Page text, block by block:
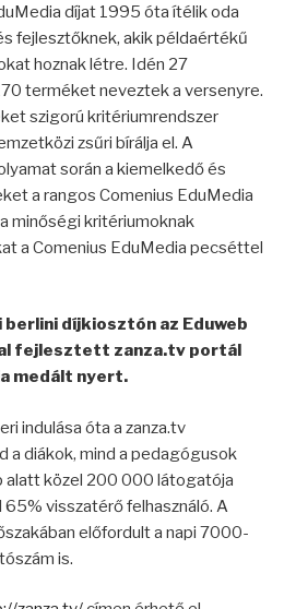
díjat 1995 óta ítélik oda
fejlesztőknek, akik példaértékű
hoznak létre. Idén 27
terméket neveztek a versenyre.
szigorú kritériumrendszer
zsűri bírálja el. A
során a kiemelkedő és
a rangos Comenius EduMedia
minőségi kritériumoknak
a Comenius EduMedia pecséttel
berlini díjkiosztón az Eduweb
fejlesztett zanza.tv portál
medált nyert.
indulása óta a zanza.tv
a diákok, mind a pedagógusok
alatt közel 200 000 látogatója
visszatérő felhasználó. A
előfordult a napi 7000-
is.